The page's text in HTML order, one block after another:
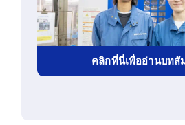
คลิกที่นี่เพื่ออ่านบท